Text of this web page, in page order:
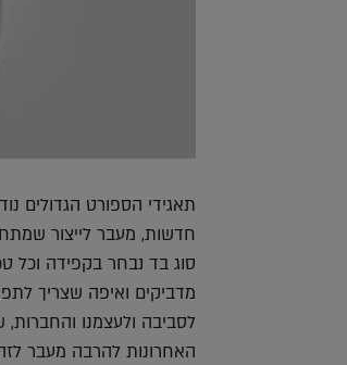
תאגידי הספורט הגדולים
חדשות, מעבר לייצור
סוג בד נבחר בקפידה וכל
מדביקים ואיפה שצריך
לסביבה ולעצמנו
האחרונות להרבה מעבר